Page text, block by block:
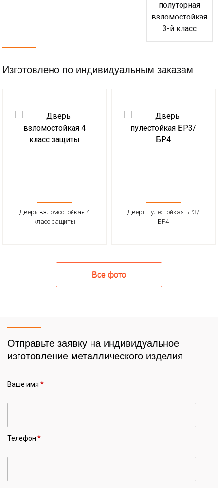
Изготовлено по индивидуальным заказам
Дверь взломостойкая 4
класс защиты
Дверь пулестойкая БР3/
БР4
Все фото
Отправьте заявку на индивидуальное
изготовление металлического изделия
Ваше имя *
Телефон *